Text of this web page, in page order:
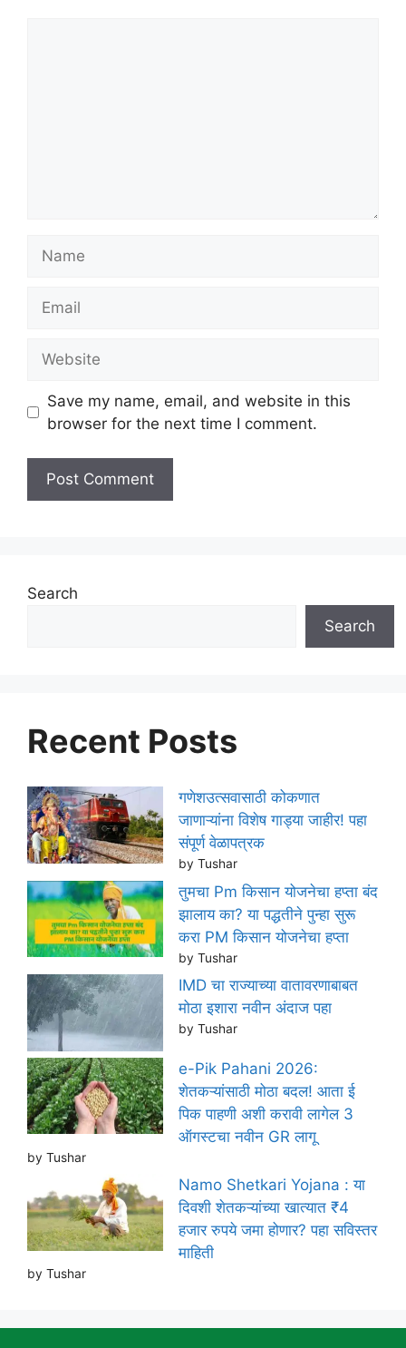
Save my name, email, and website in this
browser for the next time I comment.
Search
Search
Recent Posts
गणेशउत्सवासाठी कोकणात
जाणाऱ्यांना विशेष गाड्या जाहीर! पहा
संपूर्ण वेळापत्रक
by Tushar
तुमचा Pm किसान योजनेचा हप्ता बंद
झालाय का? या पद्धतीने पुन्हा सुरू
करा PM किसान योजनेचा हप्ता
by Tushar
IMD चा राज्याच्या वातावरणाबाबत
मोठा इशारा नवीन अंदाज पहा
by Tushar
e-Pik Pahani 2026:
शेतकऱ्यांसाठी मोठा बदल! आता ई
पिक पाहणी अशी करावी लागेल 3
ऑगस्टचा नवीन GR लागू
by Tushar
Namo Shetkari Yojana : या
दिवशी शेतकऱ्यांच्या खात्यात ₹4
हजार रुपये जमा होणार? पहा सविस्तर
माहिती
by Tushar